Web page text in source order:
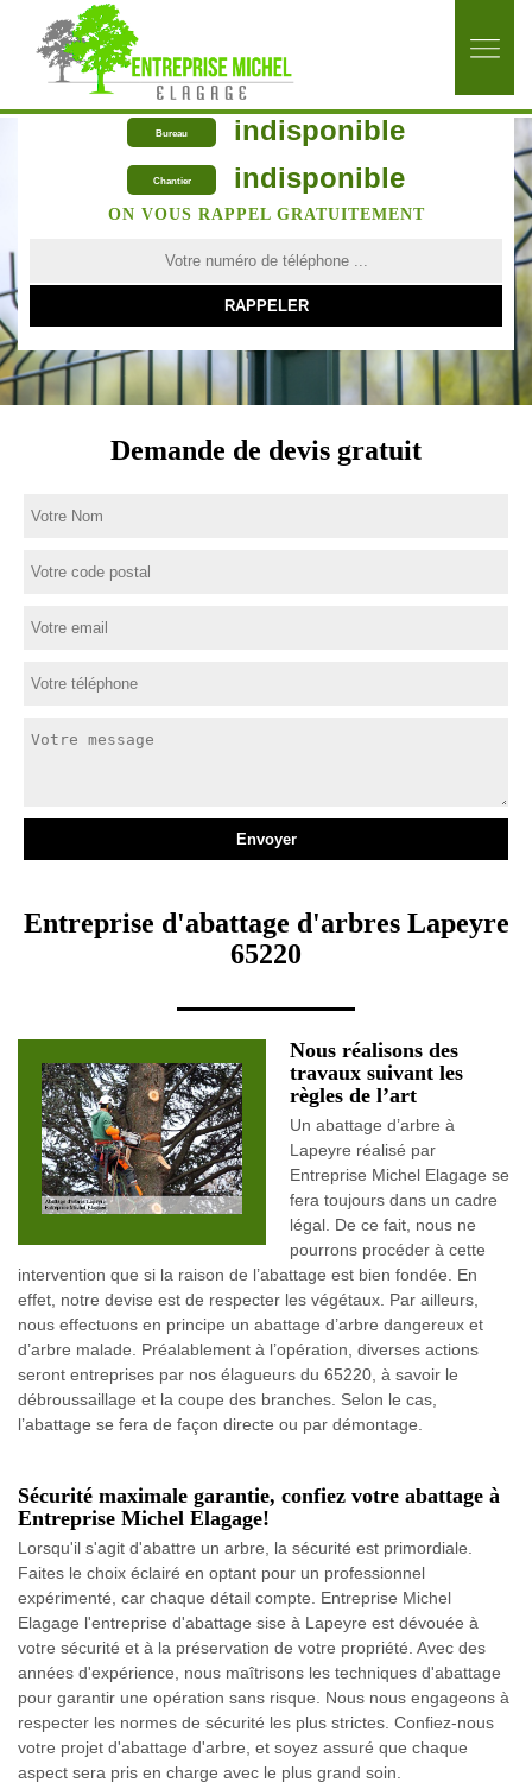
Bureau indisponible
Chantier indisponible
ON VOUS RAPPEL GRATUITEMENT
Demande de devis gratuit
Entreprise d'abattage d'arbres Lapeyre
65220
Nous réalisons des
travaux suivant les
règles de l’art
Un abattage d’arbre à
Lapeyre réalisé par
Entreprise Michel Elagage se
fera toujours dans un cadre
légal. De ce fait, nous ne
pourrons procéder à cette
intervention que si la raison de l’abattage est bien fondée. En
effet, notre devise est de respecter les végétaux. Par ailleurs,
nous effectuons en principe un abattage d’arbre dangereux et
d’arbre malade. Préalablement à l’opération, diverses actions
seront entreprises par nos élagueurs du 65220, à savoir le
débroussaillage et la coupe des branches. Selon le cas,
l’abattage se fera de façon directe ou par démontage.
Sécurité maximale garantie, confiez votre abattage à
Entreprise Michel Elagage!
Lorsqu'il s'agit d'abattre un arbre, la sécurité est primordiale.
Faites le choix éclairé en optant pour un professionnel
expérimenté, car chaque détail compte. Entreprise Michel
Elagage l'entreprise d'abattage sise à Lapeyre est dévouée à
votre sécurité et à la préservation de votre propriété. Avec des
années d'expérience, nous maîtrisons les techniques d'abattage
pour garantir une opération sans risque. Nous nous engageons à
respecter les normes de sécurité les plus strictes. Confiez-nous
votre projet d'abattage d'arbre, et soyez assuré que chaque
aspect sera pris en charge avec le plus grand soin.